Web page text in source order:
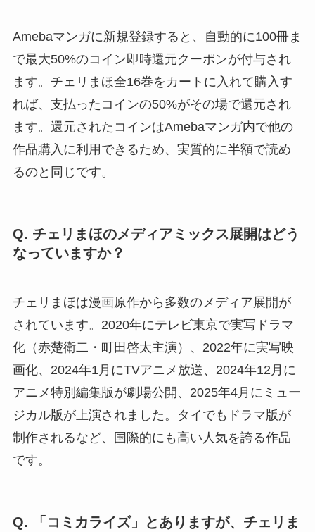
Amebaマンガに新規登録すると、自動的に100冊ま
で最大50%のコイン即時還元クーポンが付与され
ます。チェリまほ全16巻をカートに入れて購入す
れば、支払ったコインの50%がその場で還元され
ます。還元されたコインはAmebaマンガ内で他の
作品購入に利用できるため、実質的に半額で読め
るのと同じです。
Q. チェリまほのメディアミックス展開はどう
なっていますか？
チェリまほは漫画原作から多数のメディア展開が
されています。2020年にテレビ東京で実写ドラマ
化（赤楚衛二・町田啓太主演）、2022年に実写映
画化、2024年1月にTVアニメ放送、2024年12月に
アニメ特別編集版が劇場公開、2025年4月にミュー
ジカル版が上演されました。タイでもドラマ版が
制作されるなど、国際的にも高い人気を誇る作品
です。
Q. 「コミカライズ」とありますが、チェリま